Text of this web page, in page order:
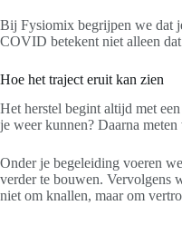
Bij Fysiomix begrijpen we dat
COVID betekent niet alleen
Hoe het traject eruit kan zien
Het herstel begint altijd met
je weer kunnen? Daarna
Onder je begeleiding voeren
verder te bouwen. Vervolgens
niet om knallen, maar om